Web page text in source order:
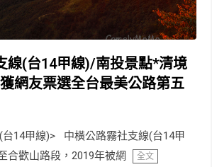
線(台14甲線)/南投景點*清境
網友票選全台最美公路第五
台14甲線)> 中橫公路霧社支線(台14甲
合歡山路段，2019年被網
全文